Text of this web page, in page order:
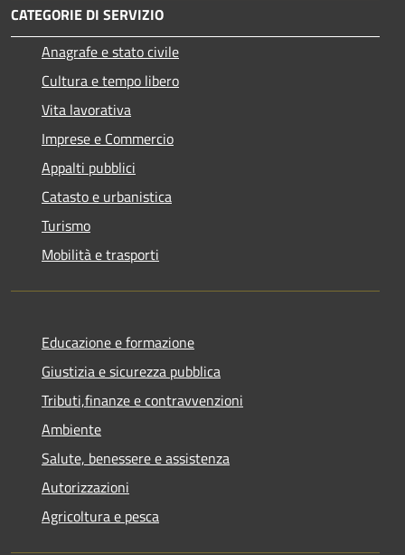
CATEGORIE DI SERVIZIO
Anagrafe e stato civile
Cultura e tempo libero
Vita lavorativa
Imprese e Commercio
Appalti pubblici
Catasto e urbanistica
Turismo
Mobilità e trasporti
Educazione e formazione
Giustizia e sicurezza pubblica
Tributi,finanze e contravvenzioni
Ambiente
Salute, benessere e assistenza
Autorizzazioni
Agricoltura e pesca